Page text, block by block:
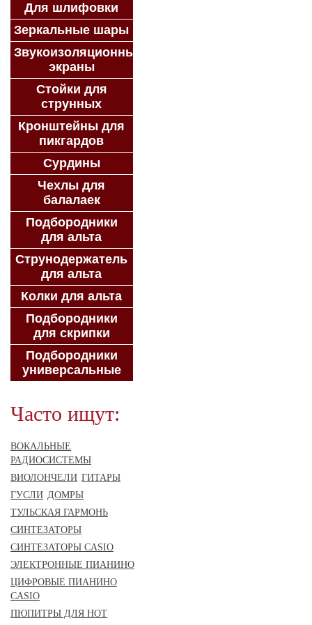
Для шлифовки
Зеркальные шары
Звукоизоляционные
экраны
Стойки для
струнных
Кронштейны для
пикгардов
Сурдины
Чехлы для
балалаек
Подбородники
для альта
Струнодержатель
для альта
Колки для альта
Подбородники
для скрипки
Подбородники
универсальные
Часто ищут:
ВОКАЛЬНЫЕ
РАДИОСИСТЕМЫ
ВИОЛОНЧЕЛИ ГИТАРЫ
ГУСЛИ ДОМРЫ
ТУЛЬСКАЯ ГАРМОНЬ
СИНТЕЗАТОРЫ
СИНТЕЗАТОРЫ CASIO
ЭЛЕКТРОННЫЕ ПИАНИНО
ЦИФРОВЫЕ ПИАНИНО
CASIO
ПЮПИТРЫ ДЛЯ НОТ